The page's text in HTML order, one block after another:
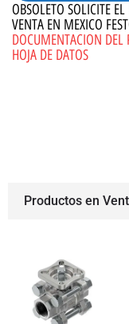
OBSOLETO SOLICITE
VENTA EN MEXICO
DOCUMENTACION DEL
HOJA DE DATOS
Productos en